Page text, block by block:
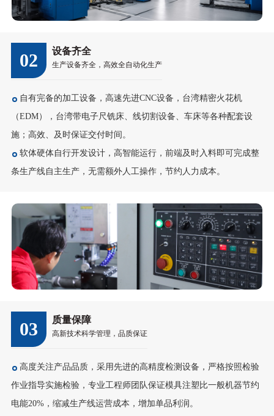
02 设备齐全
生产设备齐全，高效全自动化生产
自有完备的加工设备，高速先进CNC设备，台湾精密火花机
（EDM），台湾带电子尺铣床、线切割设备、车床等各种配套设
施；高效、及时保证交付时间。
软体硬体自行开发设计，高智能运行，前端及时入料即可完成整
条生产线自主生产，无需额外人工操作，节约人力成本。
03 质量保障
高新技术科学管理，品质保证
高度关注产品品质，采用先进的高精度检测设备，严格按照检验
作业指导实施检验，专业工程师团队保证模具注塑比一般机器节约
电能20%，缩减生产线运营成本，增加单品利润。